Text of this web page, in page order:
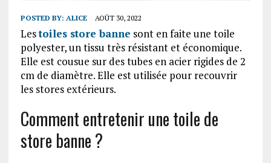
POSTED BY: ALICE AOÛT 30, 2022
Lestoiles store banne sont en faite une toile
polyester, un tissu très résistant et économique.
Elle est cousue sur des tubes en acier rigides de 2
cm de diamètre. Elle est utilisée pour recouvrir
les stores extérieurs.
Comment entretenir une toile de
store banne ?